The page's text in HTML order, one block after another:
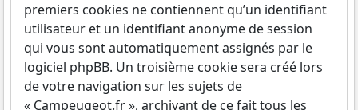
premiers cookies ne contiennent qu’un identifiant
utilisateur et un identifiant anonyme de session
qui vous sont automatiquement assignés par le
logiciel phpBB. Un troisième cookie sera créé lors
de votre navigation sur les sujets de
« Campeugeot.fr », archivant de ce fait tous les